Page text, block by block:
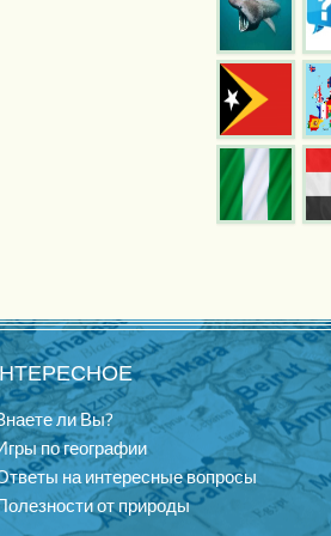
ли Вы?
по географии
на интересные вопросы
от природы